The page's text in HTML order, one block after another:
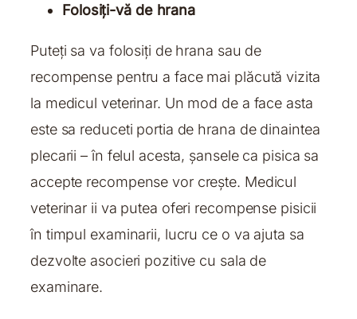
Folosiți-vă de hrana
Puteți sa va folosiți de hrana sau de
recompense pentru a face mai plăcută vizita
la medicul veterinar. Un mod de a face asta
este sa reduceti portia de hrana de dinaintea
plecarii – în felul acesta, șansele ca pisica sa
accepte recompense vor crește. Medicul
veterinar ii va putea oferi recompense pisicii
în timpul examinarii, lucru ce o va ajuta sa
dezvolte asocieri pozitive cu sala de
examinare.